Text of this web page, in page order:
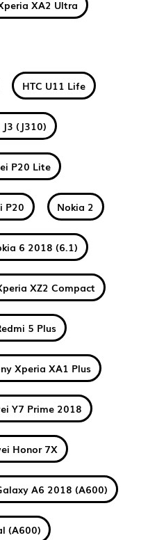
XA2 Ultra
HTC U11 Life
(J310)
P20 Lite
P20 Nokia 2
6 2018 (6.1)
XZ2 Compact
5 Plus
Xperia XA1 Plus
Y7 Prime 2018
Honor 7X
A6 2018 (A600)
(A600)